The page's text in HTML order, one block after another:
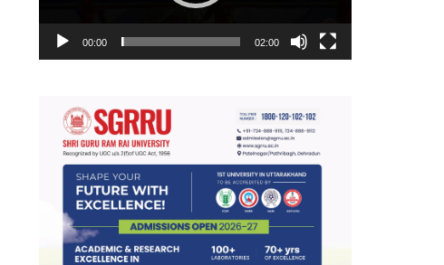
00:00 02:00